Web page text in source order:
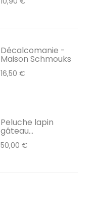
Décalcomanie -
Maison Schmouks
16,50 €
Peluche lapin
gâteau...
50,00 €